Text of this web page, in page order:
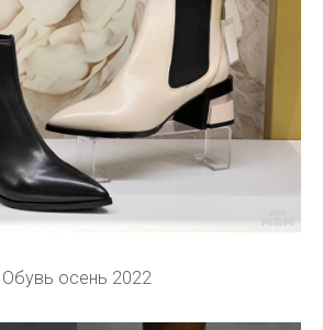
Обувь осень 2022